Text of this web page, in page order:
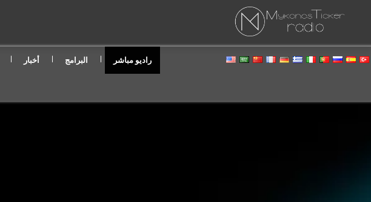
راديو مباشر البرامج أخبار